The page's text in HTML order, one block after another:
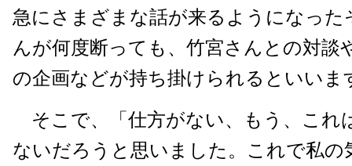
急にさまざまな話が来るようになった
んが何度断っても、竹宮さんとの対談
の企画などが持ち掛けられるといいま
そこで、「仕方がない、もう、これ
ないだろうと思いました。これで私の